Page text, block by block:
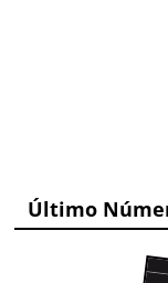
Último